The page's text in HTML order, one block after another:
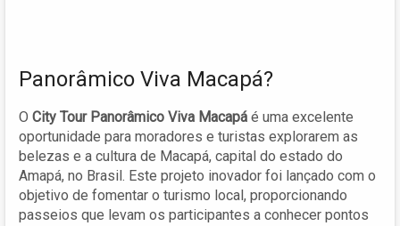
Panorâmico Viva Macapá?
O City Tour Panorâmico Viva Macapá é uma excelente
oportunidade para moradores e turistas explorarem as
belezas e a cultura de Macapá, capital do estado do
Amapá, no Brasil. Este projeto inovador foi lançado com o
objetivo de fomentar o turismo local, proporcionando
passeios que levam os participantes a conhecer pontos